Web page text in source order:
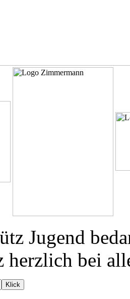
Jugend
herzlich bei